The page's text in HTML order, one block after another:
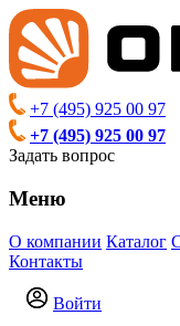
+7 (495) 925 00 97
+7 (495) 925 00 97
Задать вопрос
Меню
О компании Каталог
Контакты
Войти